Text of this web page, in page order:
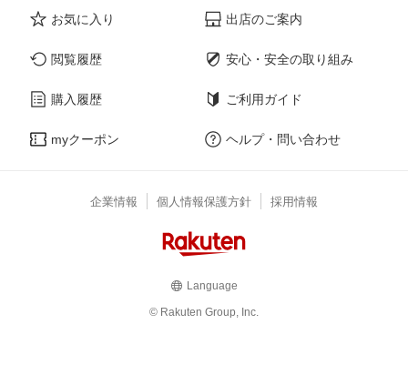
お気に入り
閲覧履歴
購入履歴
myクーポン
出店のご案内
安心・安全の取り組み
ご利用ガイド
ヘルプ・問い合わせ
企業情報 個人情報保護方針 採用情報
Language
© Rakuten Group, Inc.